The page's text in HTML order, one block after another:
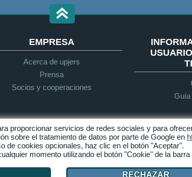
EMPRESA
Acerca de upjers
Prensa
Socios y cooperaciones
Guía
de datos
Condiciones generales de
contratación
Gestionar Cookies
proporcionar servicios de redes sociales y para
sobre el tratamiento de datos por parte de Google en
de cookies opcionales, haz clic en el botón "Aceptar".
momento utilizando el botón "Cookie" de la
RECHAZAR